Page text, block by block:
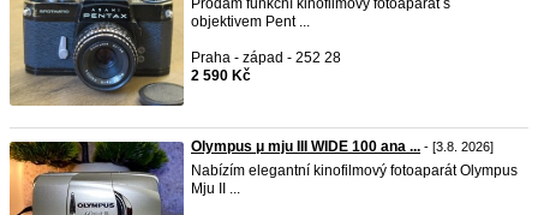
Prodám funkční kinofilmový fotoaparát s
objektivem Pent ...
Praha - západ - 252 28
2 590 Kč
Olympus μ mju III WIDE 100 ana ... - [3.8. 2026]
Nabízím elegantní kinofilmový fotoaparát Olympus
Mju II ...